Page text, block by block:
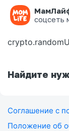
соцсеть
Ошибка
Найдите
Соглашение с
Положение об